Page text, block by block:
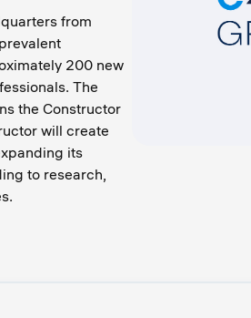
from
200 new
The
the Constructor
will create
its
to research,